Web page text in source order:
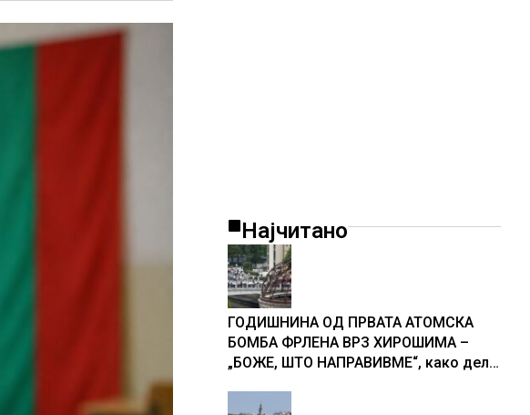
Најчитано
ГОДИШНИНА ОД ПРВАТА АТОМСКА
БОМБА ФРЛЕНА ВРЗ ХИРОШИМА –
„БОЖЕ, ШТО НАПРАВИВМЕ“, како дел
учесниците во бомбардирањето го